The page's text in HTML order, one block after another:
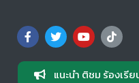
แนะนำ ติชม ร้องเรีย